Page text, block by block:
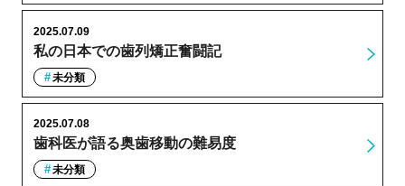
私の日本での歯列矯正奮闘記
2025.07.09
未分類
歯科医が語る奥歯移動の難易度
2025.07.08
未分類